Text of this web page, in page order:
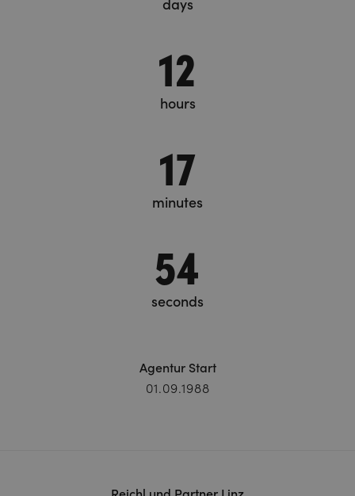
days
12
hours
17
minutes
54
seconds
Agentur Start
01.09.1988